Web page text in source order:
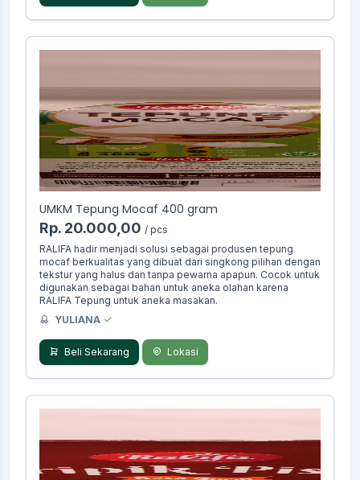
UMKM Tepung Mocaf 400 gram
Rp. 20.000,00 / pcs
RALIFA hadir menjadi solusi sebagai produsen tepung
mocaf berkualitas yang dibuat dari singkong pilihan dengan
tekstur yang halus dan tanpa pewarna apapun. Cocok untuk
digunakan sebagai bahan untuk aneka olahan karena
RALIFA Tepung untuk aneka masakan.
YULIANA
Beli Sekarang Lokasi